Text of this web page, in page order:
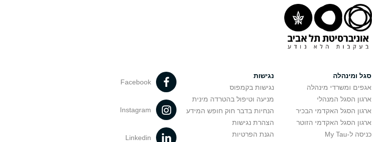
סגל ומינהלה
אגפים ומשרדי מינהלה
ארגון הסגל המנהלי
ארגון הסגל האקדמי הבכיר
ארגון הסגל האקדמי הזוטר
כניסה ל-My Tau
נגישות
נגישות בקמפוס
מניעה וטיפול בהטרדה מינית
הנחיות בדבר חוק חופש המידע
הצהרת נגישות
הגנת הפרטיות
Facebook
Instagram
Linkedin